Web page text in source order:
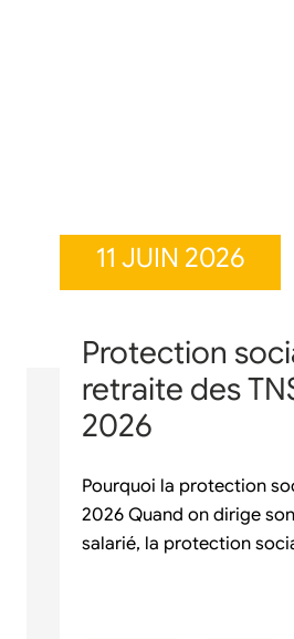
11 JUIN 2026
Protection
retraite des
2026
Pourquoi la protection
2026 Quand on dirige
salarié, la protection